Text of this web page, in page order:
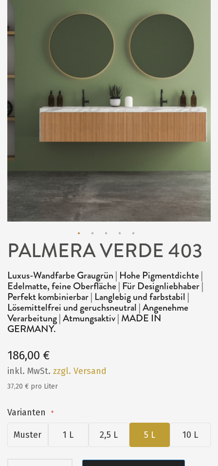
Zum
der
Bildergalerie
springen
PALMERA VERDE 403
Luxus-Wandfarbe Graugrün | Hohe Pigmentdichte |
Edelmatte, feine Oberfläche | Für Designliebhaber |
Perfekt kombinierbar | Langlebig und farbstabil |
Lösemittelfrei und geruchsneutral | Angenehme
Verarbeitung | Atmungsaktiv | MADE IN
GERMANY.
186,00 €
inkl. MwSt. zzgl. Versand
37,20 € pro Liter
Varianten
Muster 1 L 2,5 L 5 L 10 L